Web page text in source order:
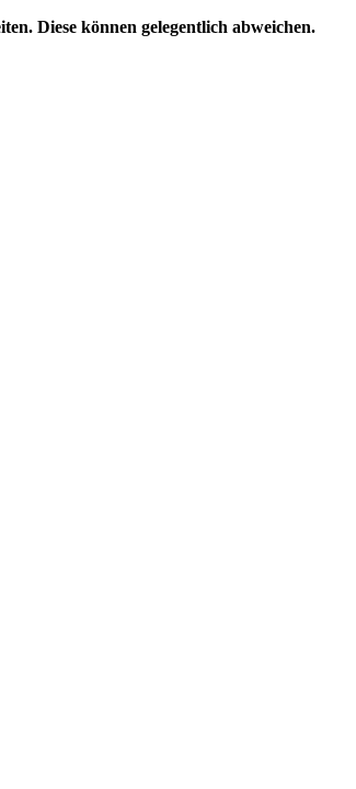
Diese können gelegentlich abweichen.